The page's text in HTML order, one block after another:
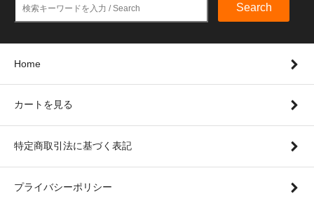
Search
Home
カートを見る
特定商取引法に基づく表記
プライバシーポリシー